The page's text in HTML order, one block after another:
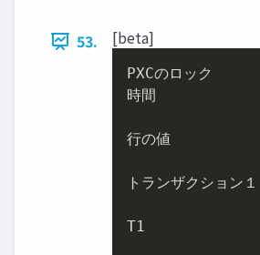
53. [beta]
PXCのロック
時間
行の値
トランザクション１
T1